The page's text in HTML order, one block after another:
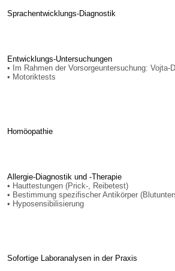
Sprachentwicklungs-Diagnostik
Entwicklungs-Untersuchungen
• Im Rahmen der Vorsorgeuntersuchung: Vojta-
• Motoriktests
Homöopathie
Allergie-Diagnostik und -Therapie
• Hauttestungen (Prick-, Reibetest)
• Bestimmung spezifischer Antikörper
• Hyposensibilisierung
Sofortige Laboranalysen in der Praxis